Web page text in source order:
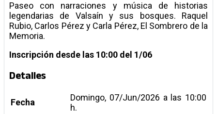
Paseo con narraciones y música de historias
legendarias de Valsaín y sus bosques. Raquel
Rubio, Carlos Pérez y Carla Pérez, El Sombrero de la
Memoria.
Inscripción desde las 10:00 del 1/06
Detalles
Fecha
Domingo, 07/Jun/2026 a las 10:00
h.